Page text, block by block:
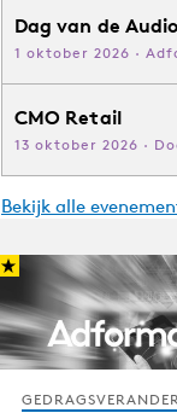
Dag van de Audio
1 oktober 2026 ·
CMO Retail
13 oktober 2026 ·
Bekijk alle